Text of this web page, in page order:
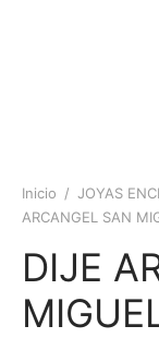
Inicio / JOYAS
ARCANGEL SAN
DIJE